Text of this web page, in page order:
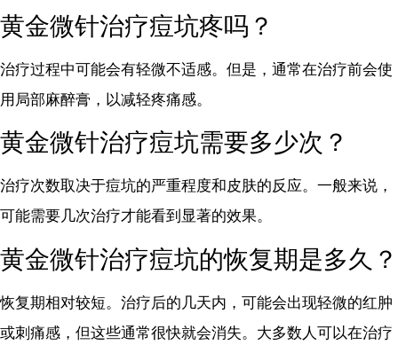
黄金微针治疗痘坑疼吗？
治疗过程中可能会有轻微不适感。但是，通常在治疗前会使
用局部麻醉膏，以减轻疼痛感。
黄金微针治疗痘坑需要多少次？
治疗次数取决于痘坑的严重程度和皮肤的反应。一般来说，
可能需要几次治疗才能看到显著的效果。
黄金微针治疗痘坑的恢复期是多久？
恢复期相对较短。治疗后的几天内，可能会出现轻微的红肿
或刺痛感，但这些通常很快就会消失。大多数人可以在治疗